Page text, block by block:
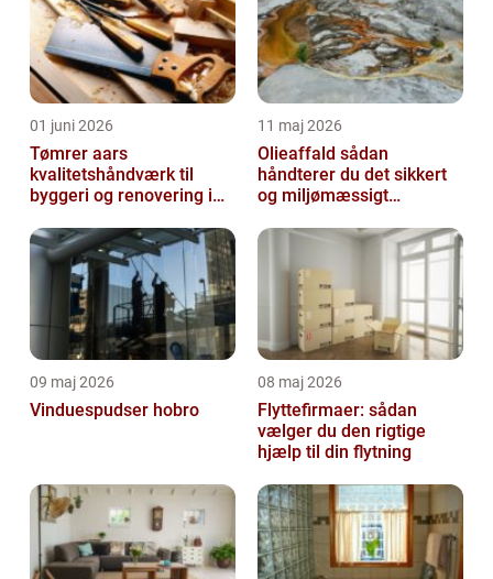
01 juni 2026
Tømrer aars
kvalitetshåndværk til
byggeri og renovering i
11 maj 2026
Olieaffald sådan
håndterer du det sikkert
og miljømæssigt
09 maj 2026
Vinduespudser hobro
08 maj 2026
Flyttefirmaer: sådan
vælger du den rigtige
hjælp til din flytning